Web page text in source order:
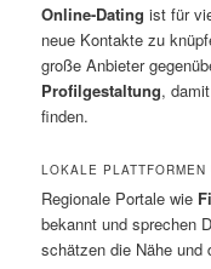
Online-Dating ist für
neue Kontakte zu
große Anbieter
Profilgestaltung,
finden.
LOKALE PLATTFORMEN
Regionale Portale wie
bekannt und sprechen
schätzen die Nähe und